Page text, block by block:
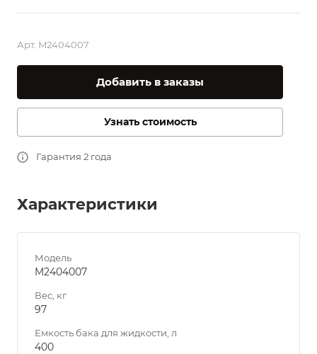
Арт. M2404007
Добавить в заказы
Узнать стоимость
Гарантия 2 года
Характеристики
Модель
M2404007
Вес, кг
97
Емкость бака для жидкости, л
400